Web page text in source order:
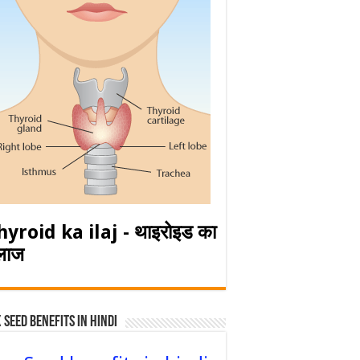
ka ilaj - थाइरोइड का
Seed Benefits in hindi